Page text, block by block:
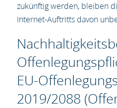
zukünftig werden, bleiben
Internet-Auftritts davon
EU-
2019/2088